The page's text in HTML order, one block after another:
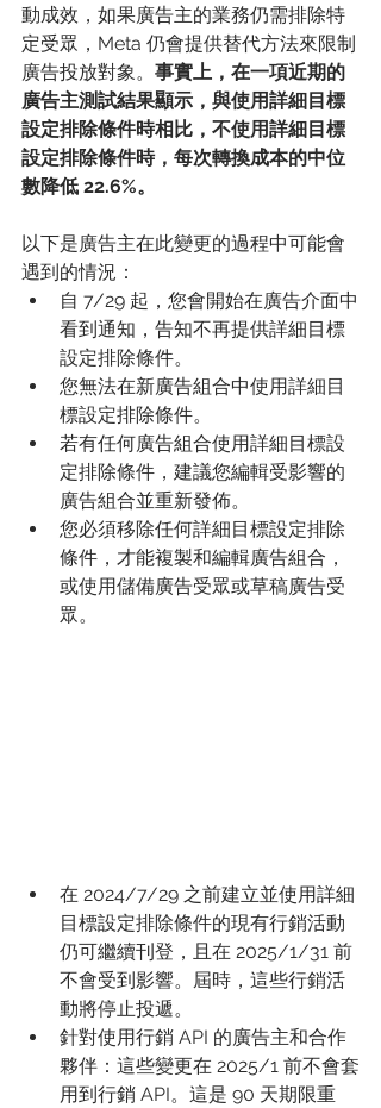
動成效，如果廣告主的業務仍需排除特
定受眾，Meta 仍會提供替代方法來限制
廣告投放對象。 事實上，在一項近期的
廣告主測試結果顯示，與使用詳細目標
設定排除條件時相比，不使用詳細目標
設定排除條件時，每次轉換成本的中位
數降低 22.6%。
以下是廣告主在此變更的過程中可能會
遇到的情況：
自 7/29 起，您會開始在廣告介面中
看到通知，告知不再提供詳細目標
設定排除條件。
您無法在新廣告組合中使用詳細目
標設定排除條件。
若有任何廣告組合使用詳細目標設
定排除條件，建議您編輯受影響的
廣告組合並重新發佈。
您必須移除任何詳細目標設定排除
條件，才能複製和編輯廣告組合，
或使用儲備廣告受眾或草稿廣告受
眾。
在 2024/7/29 之前建立並使用詳細
目標設定排除條件的現有行銷活動
仍可繼續刊登，且在 2025/1/31 前
不會受到影響。屆時，這些行銷活
動將停止投遞。
針對使用行銷 API 的廣告主和合作
夥伴：這些變更在 2025/1 前不會套
用到行銷 API。這是 90 天期限重